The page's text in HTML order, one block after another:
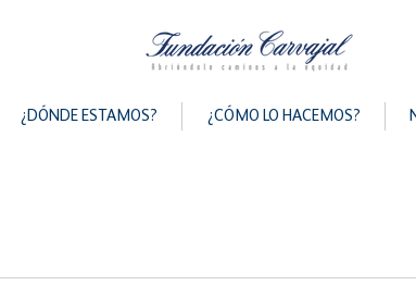
¿DÓNDE ESTAMOS? ¿CÓMO LO HACEMOS?